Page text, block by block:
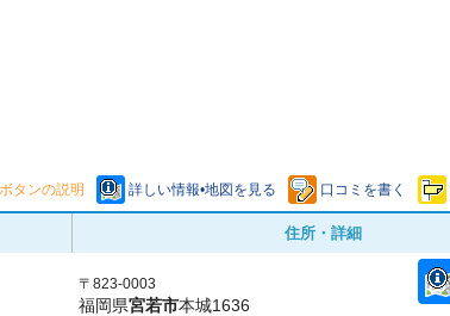
タンの説明 詳しい情報•地図を見る 口コミを書く
住所・詳細
〒823-0003
福岡県宮若市本城1636